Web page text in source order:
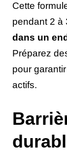
Cette
pendant 2 à
dans un
Préparez
pour
actifs.